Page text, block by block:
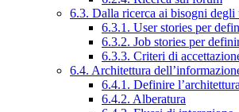
6.3. Dalla ricerca ai bisogni degli
6.3.1. User stories per
6.3.2. Job stories per
6.3.3. Criteri di
6.4. Architettura
6.4.1. Definire
6.4.2. Alberatura